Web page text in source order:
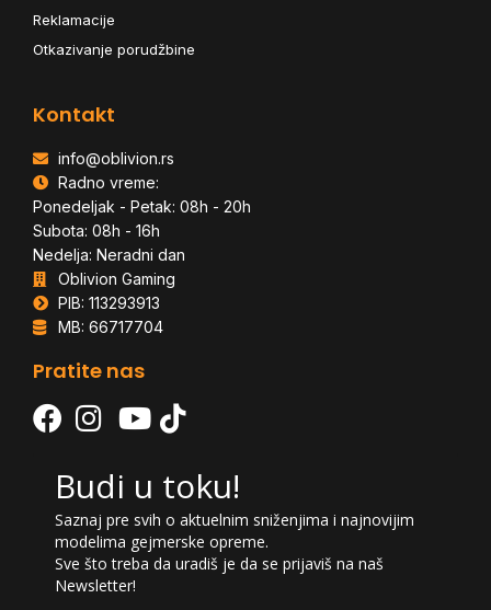
Reklamacije
Otkazivanje porudžbine
Kontakt
info@oblivion.rs
Radno vreme:
Ponedeljak - Petak: 08h - 20h
Subota: 08h - 16h
Nedelja: Neradni dan
Oblivion Gaming
PIB: 113293913
MB: 66717704
Pratite nas
Budi u toku!
Saznaj pre svih o aktuelnim sniženjima i najnovijim
modelima gejmerske opreme.
Sve što treba da uradiš je da se prijaviš na naš
Newsletter!